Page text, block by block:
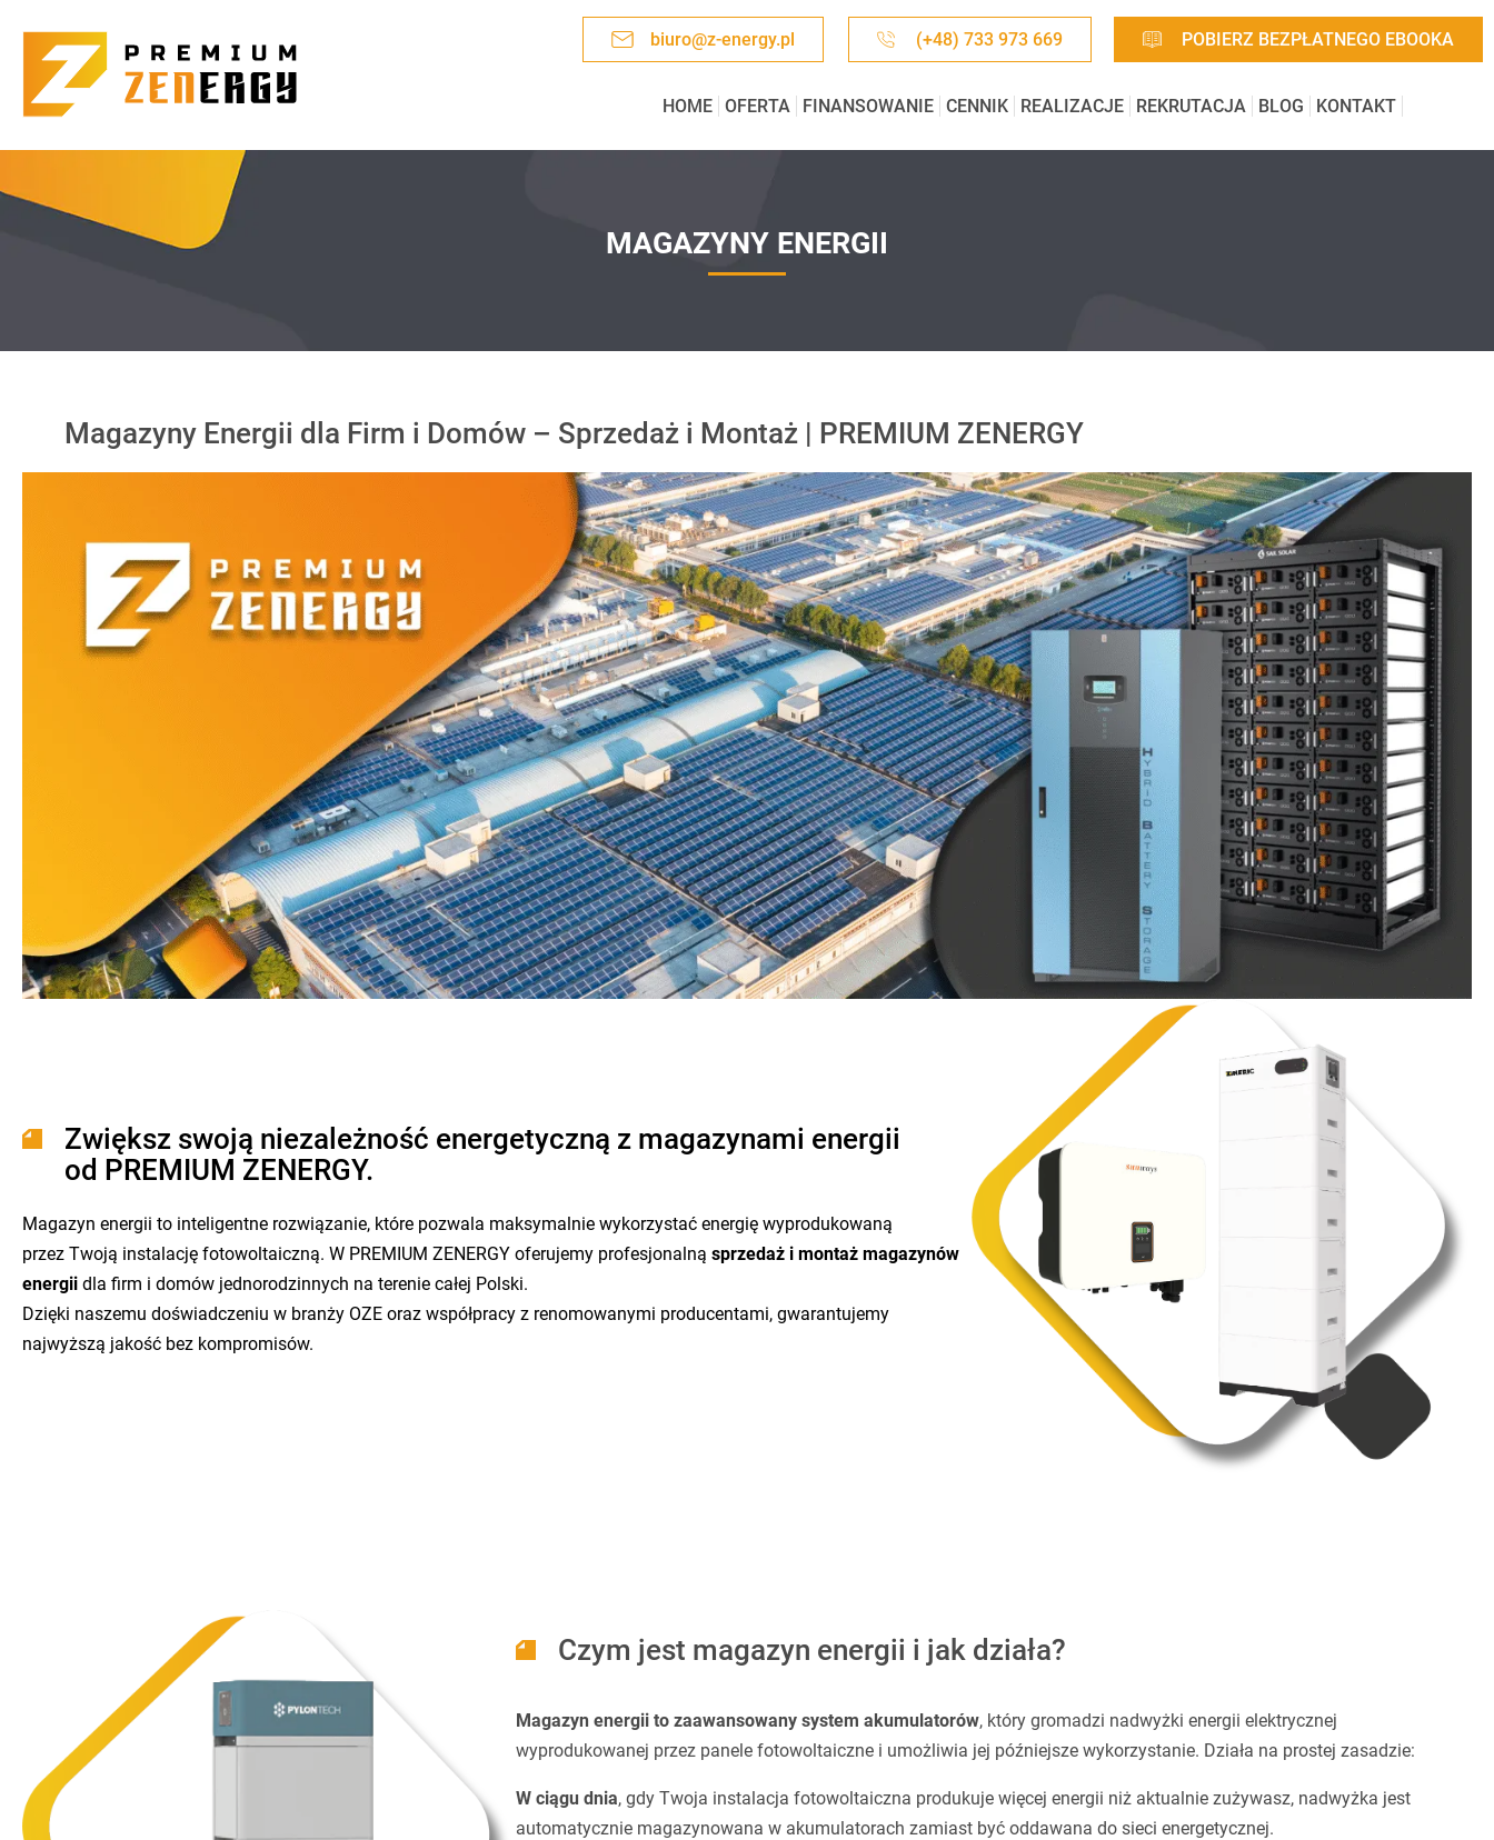
biuro@z-energy.pl (+48) 733 973 669 POBIERZ BEZPŁATNEGO EBOOKA
HOME OFERTA FINANSOWANIE CENNIK REALIZACJE REKRUTACJA BLOG KONTAKT
MAGAZYNY ENERGII
Magazyny Energii dla Firm i Domów – Sprzedaż i Montaż | PREMIUM ZENERGY
Zwiększ swoją niezależność energetyczną z magazynami energii
od PREMIUM ZENERGY.
Magazyn energii to inteligentne rozwiązanie, które pozwala maksymalnie wykorzystać energię wyprodukowaną
przez Twoją instalację fotowoltaiczną. W PREMIUM ZENERGY oferujemy profesjonalną sprzedaż i montaż magazynów
energii dla firm i domów jednorodzinnych na terenie całej Polski.
Dzięki naszemu doświadczeniu w branży OZE oraz współpracy z renomowanymi producentami, gwarantujemy
najwyższą jakość bez kompromisów.
Czym jest magazyn energii i jak działa?
Magazyn energii to zaawansowany system akumulatorów, który gromadzi nadwyżki energii elektrycznej
wyprodukowanej przez panele fotowoltaiczne i umożliwia jej późniejsze wykorzystanie. Działa na prostej zasadzie:
W ciągu dnia, gdy Twoja instalacja fotowoltaiczna produkuje więcej energii niż aktualnie zużywasz, nadwyżka jest
automatycznie magazynowana w akumulatorach zamiast być oddawana do sieci energetycznej.